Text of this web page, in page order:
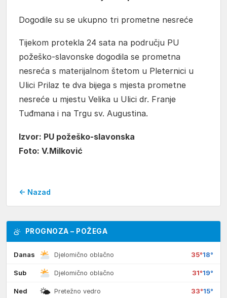
Dogodile su se ukupno tri prometne nesreće
Tijekom protekla 24 sata na području PU
požeško-slavonske dogodila se prometna
nesreća s materijalnom štetom u Pleternici u
Ulici Prilaz te dva bijega s mjesta prometne
nesreće u mjestu Velika u Ulici dr. Franje
Tuđmana i na Trgu sv. Augustina.
Izvor: PU požeško-slavonska
Foto: V.Milković
← Nazad
PROGNOZA – POŽEGA
Danas Djelomično oblačno 35°18°
Sub Djelomično oblačno 31°19°
Ned 🌤 Pretežno vedro 33°15°